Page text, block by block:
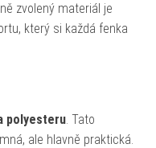
zvolený materiál je
který si každá fenka
polyesteru. Tato
ale hlavně praktická.